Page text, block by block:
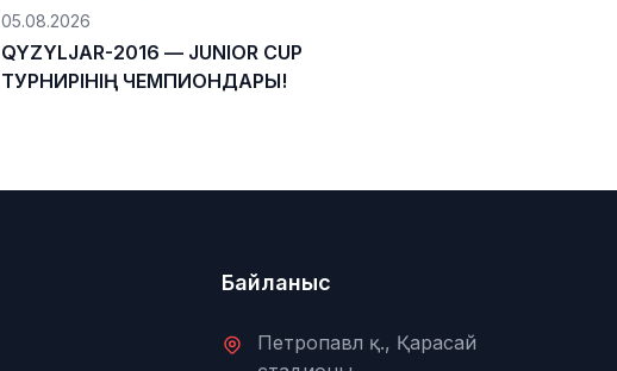
05.08.2026
QYZYLJAR-2016 — JUNIOR CUP
ТУРНИРІНІҢ ЧЕМПИОНДАРЫ!
Байланыс
Петропавл қ., Қарасай